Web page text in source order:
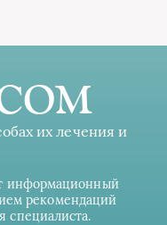
их лечения и
информационный
рекомендаций
специалиста.